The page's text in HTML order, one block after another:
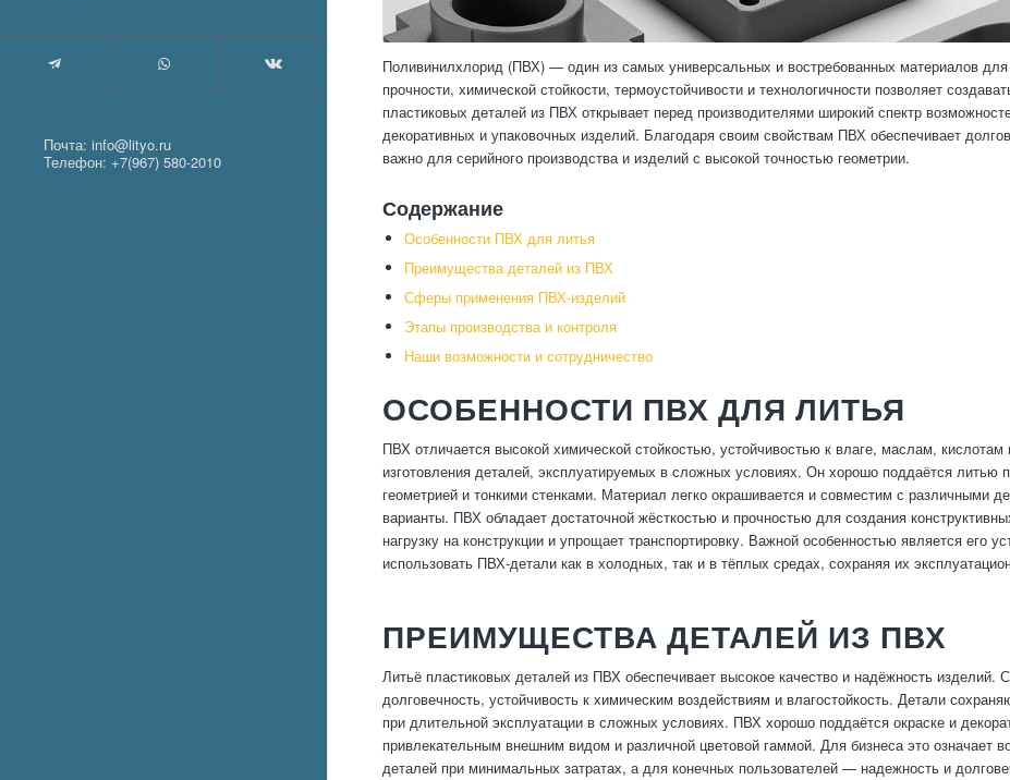
Почта: info@lityo.ru
Телефон: +7(967) 580-2010
Поливинилхлорид (ПВХ) — один из самых универсальных и востребованных материалов для
прочности, химической стойкости, термоустойчивости и технологичности позволяет
пластиковых деталей из ПВХ открывает перед производителями широкий спектр
декоративных и упаковочных изделий. Благодаря своим свойствам ПВХ обеспечивает
важно для серийного производства и изделий с высокой точностью геометрии.
Содержание
Особенности ПВХ для литья
Преимущества деталей из ПВХ
Сферы применения ПВХ-изделий
Этапы производства и контроля
Наши возможности и сотрудничество
ОСОБЕННОСТИ ПВХ ДЛЯ ЛИТЬЯ
ПВХ отличается высокой химической стойкостью, устойчивостью к влаге, маслам,
изготовления деталей, эксплуатируемых в сложных условиях. Он хорошо поддаётся литью
геометрией и тонкими стенками. Материал легко окрашивается и совместим с различными
варианты. ПВХ обладает достаточной жёсткостью и прочностью для создания
нагрузку на конструкции и упрощает транспортировку. Важной особенностью является его
использовать ПВХ-детали как в холодных, так и в тёплых средах, сохраняя их
ПРЕИМУЩЕСТВА ДЕТАЛЕЙ ИЗ ПВХ
Литьё пластиковых деталей из ПВХ обеспечивает высокое качество и надёжность
долговечность, устойчивость к химическим воздействиям и влагостойкость. Детали
при длительной эксплуатации в сложных условиях. ПВХ хорошо поддаётся окраске и
привлекательным внешним видом и различной цветовой гаммой. Для бизнеса это означает
деталей при минимальных затратах, а для конечных пользователей — надежность и